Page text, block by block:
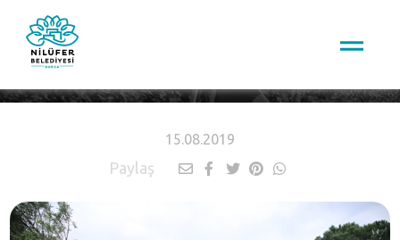
15.08.2019
Paylaş